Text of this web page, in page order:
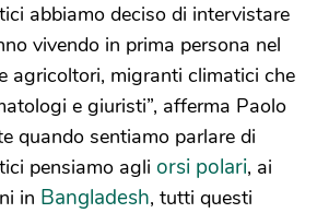
abbiamo deciso di intervistare
vivendo in prima persona nel
agricoltori, migranti climatici che
e giuristi”, afferma Paolo
quando sentiamo parlare di
pensiamo agli orsi polari, ai
in Bangladesh, tutti questi